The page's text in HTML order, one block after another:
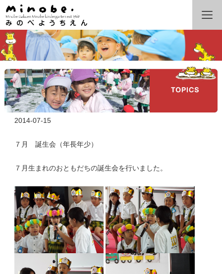
2014-07-15
７月 誕生会（年長年少）
７月生まれのおともだちの誕生会を行いました。